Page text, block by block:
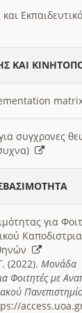
ΚΑΙ
συγχρονες
για
(2022). Μονάδα
Φοιτητές με